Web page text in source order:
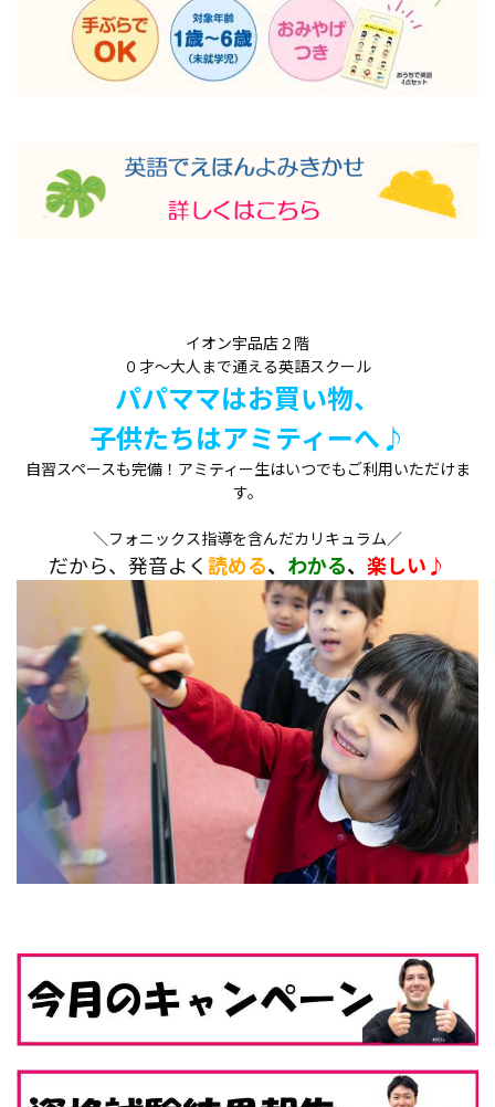
イオン宇品店２階
０才～大人まで通える英語スクール
パパママはお買い物、
子供たちはアミティーへ♪
自習スペースも完備！アミティー生はいつでもご利用いただけま
す。
＼フォニックス指導を含んだカリキュラム／
だから、発音よく読める、 わかる、 楽しい♪